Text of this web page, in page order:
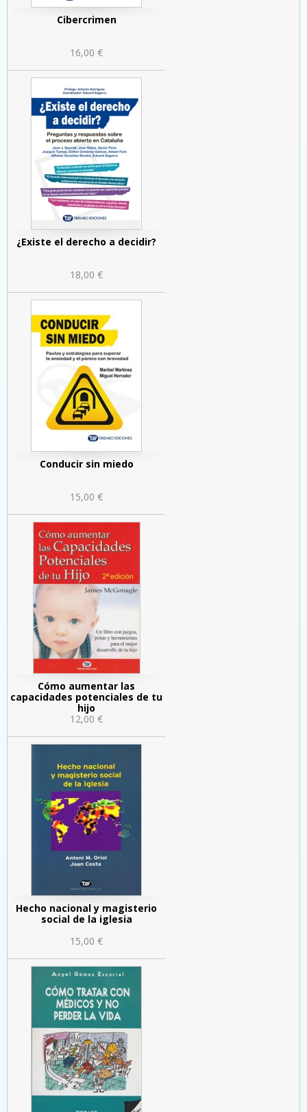
Cibercrimen
16,00 €
¿Existe el derecho a decidir?
18,00 €
Conducir sin miedo
15,00 €
Cómo aumentar las
capacidades potenciales de tu
hijo
12,00 €
Hecho nacional y magisterio
social de la iglesia
15,00 €